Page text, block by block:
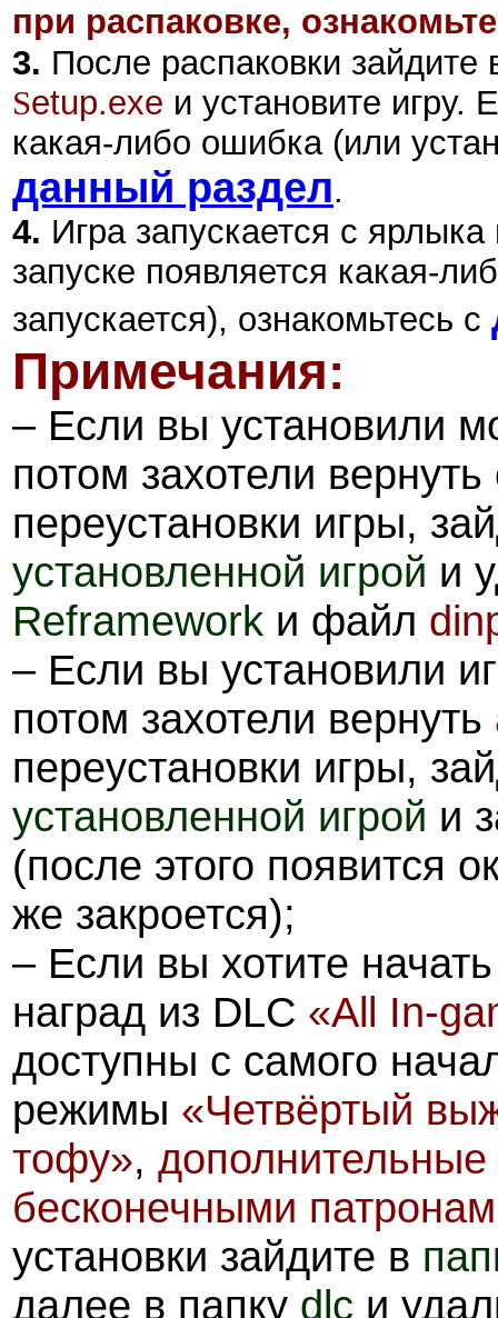
при распаковке,
3. После распаковки зайдите
Setup.exe и установите игру.
какая-либо ошибка (или
данный раздел.
4. Игра запускается с
запуске появляется какая-
запускается), ознакомьтесь с
Примечания:
– Если вы установили
потом захотели
переустановки игры,
установленной игрой и
Reframework и файл
– Если вы установили
потом захотели вернуть
переустановки игры,
установленной игрой и
(после этого появится
же закроется);
– Если вы хотите
наград из DLC «All In-
доступны с самого
режимы «Четвёртый
тофу»,
бесконечными
установки зайдите в
далее в папку dlc и